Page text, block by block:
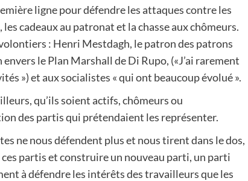
ligne pour défendre les attaques contre les
cadeaux au patronat et la chasse aux chômeurs.
: Henri Mestdagh, le patron des patrons
le Plan Marshall de Di Rupo, («J’ai rarement
») et aux socialistes « qui ont beaucoup évolué ».
qu’ils soient actifs, chômeurs ou
des partis qui prétendaient les représenter.
ne nous défendent plus et nous tirent dans le dos,
partis et construire un nouveau parti, un parti
à défendre les intérêts des travailleurs que les